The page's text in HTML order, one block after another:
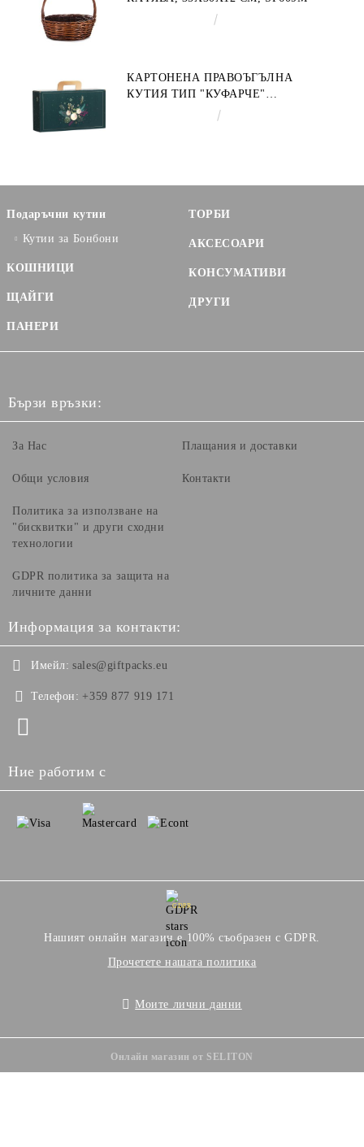
КАРТОНЕНА ПРАВОЪГЪЛНА
КУТИЯ ТИП "КУФАРЧЕ"
ENCHANTED NATURE, ЗЕЛЕНО/
Подаръчни кутии
Кутии за Бонбони
КОШНИЦИ
ЩАЙГИ
ПАНЕРИ
ТОРБИ
АКСЕСОАРИ
КОНСУМАТИВИ
ДРУГИ
Бързи връзки:
За Нас
Общи условия
Политика за използване на
"бисквитки" и други сходни
технологии
GDPR политика за защита на
личните данни
Плащания и доставки
Контакти
Информация за контакти:
Имейл: sales@giftpacks.eu
Телефон: +359 877 919 171
Ние работим с
GDPR
Нашият онлайн магазин е 100% съобразен с GDPR.
Прочетете нашата политика
Моите лични данни
Онлайн магазин от SELITON